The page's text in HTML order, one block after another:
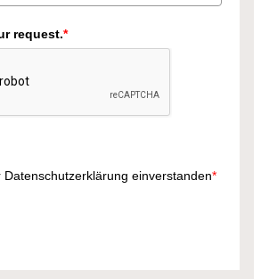
request.*
Datenschutzerklärung einverstanden*